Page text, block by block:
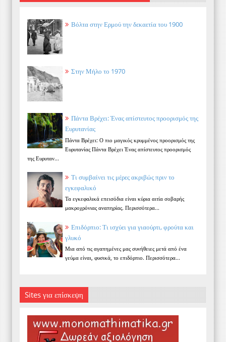
Βόλτα στην Ερμού την δεκαετία του 1900
Στην Μήλο το 1970
Πάντα Βρέχει: Ένας απίστευτος προορισμός της
Ευρυτανίας
Πάντα Βρέχει: Ο πιο μαγικός κρυμμένος προορισμός της
Ευρυτανίας Πάντα Βρέχει Ένας απίστευτος προορισμός
της Ευρυταν...
Τι συμβαίνει τις μέρες ακριβώς πριν το
εγκεφαλικό
Τα εγκεφαλικά επεισόδια είναι κύρια αιτία σοβαρής
μακροχρόνιας αναπηρίας. Περισσότερα...
Επιδόρπιο: Τι ισχύει για γιαούρτι, φρούτα και
γλυκό
Μια από τις αγαπημένες μας συνήθειες μετά από ένα
γεύμα είναι, φυσικά, το επιδόρπιο. Περισσότερα...
Sites για επίσκεψη